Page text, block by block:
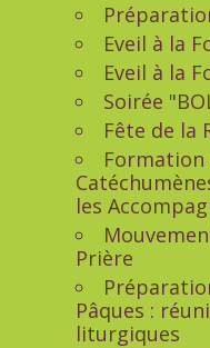
Eveil à la
Eveil à la
Soirée
Fête de la
Formation
les
Prière
Pâques :
liturgiques